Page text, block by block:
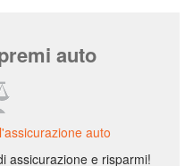
auto
auto
assicurazione e risparmi!